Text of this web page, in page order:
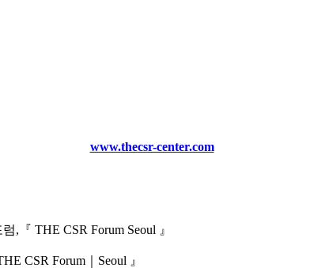
www.thecsr-center.com
럼, 『 THE CSR Forum Seoul 』
CSR Forum｜Seoul 』